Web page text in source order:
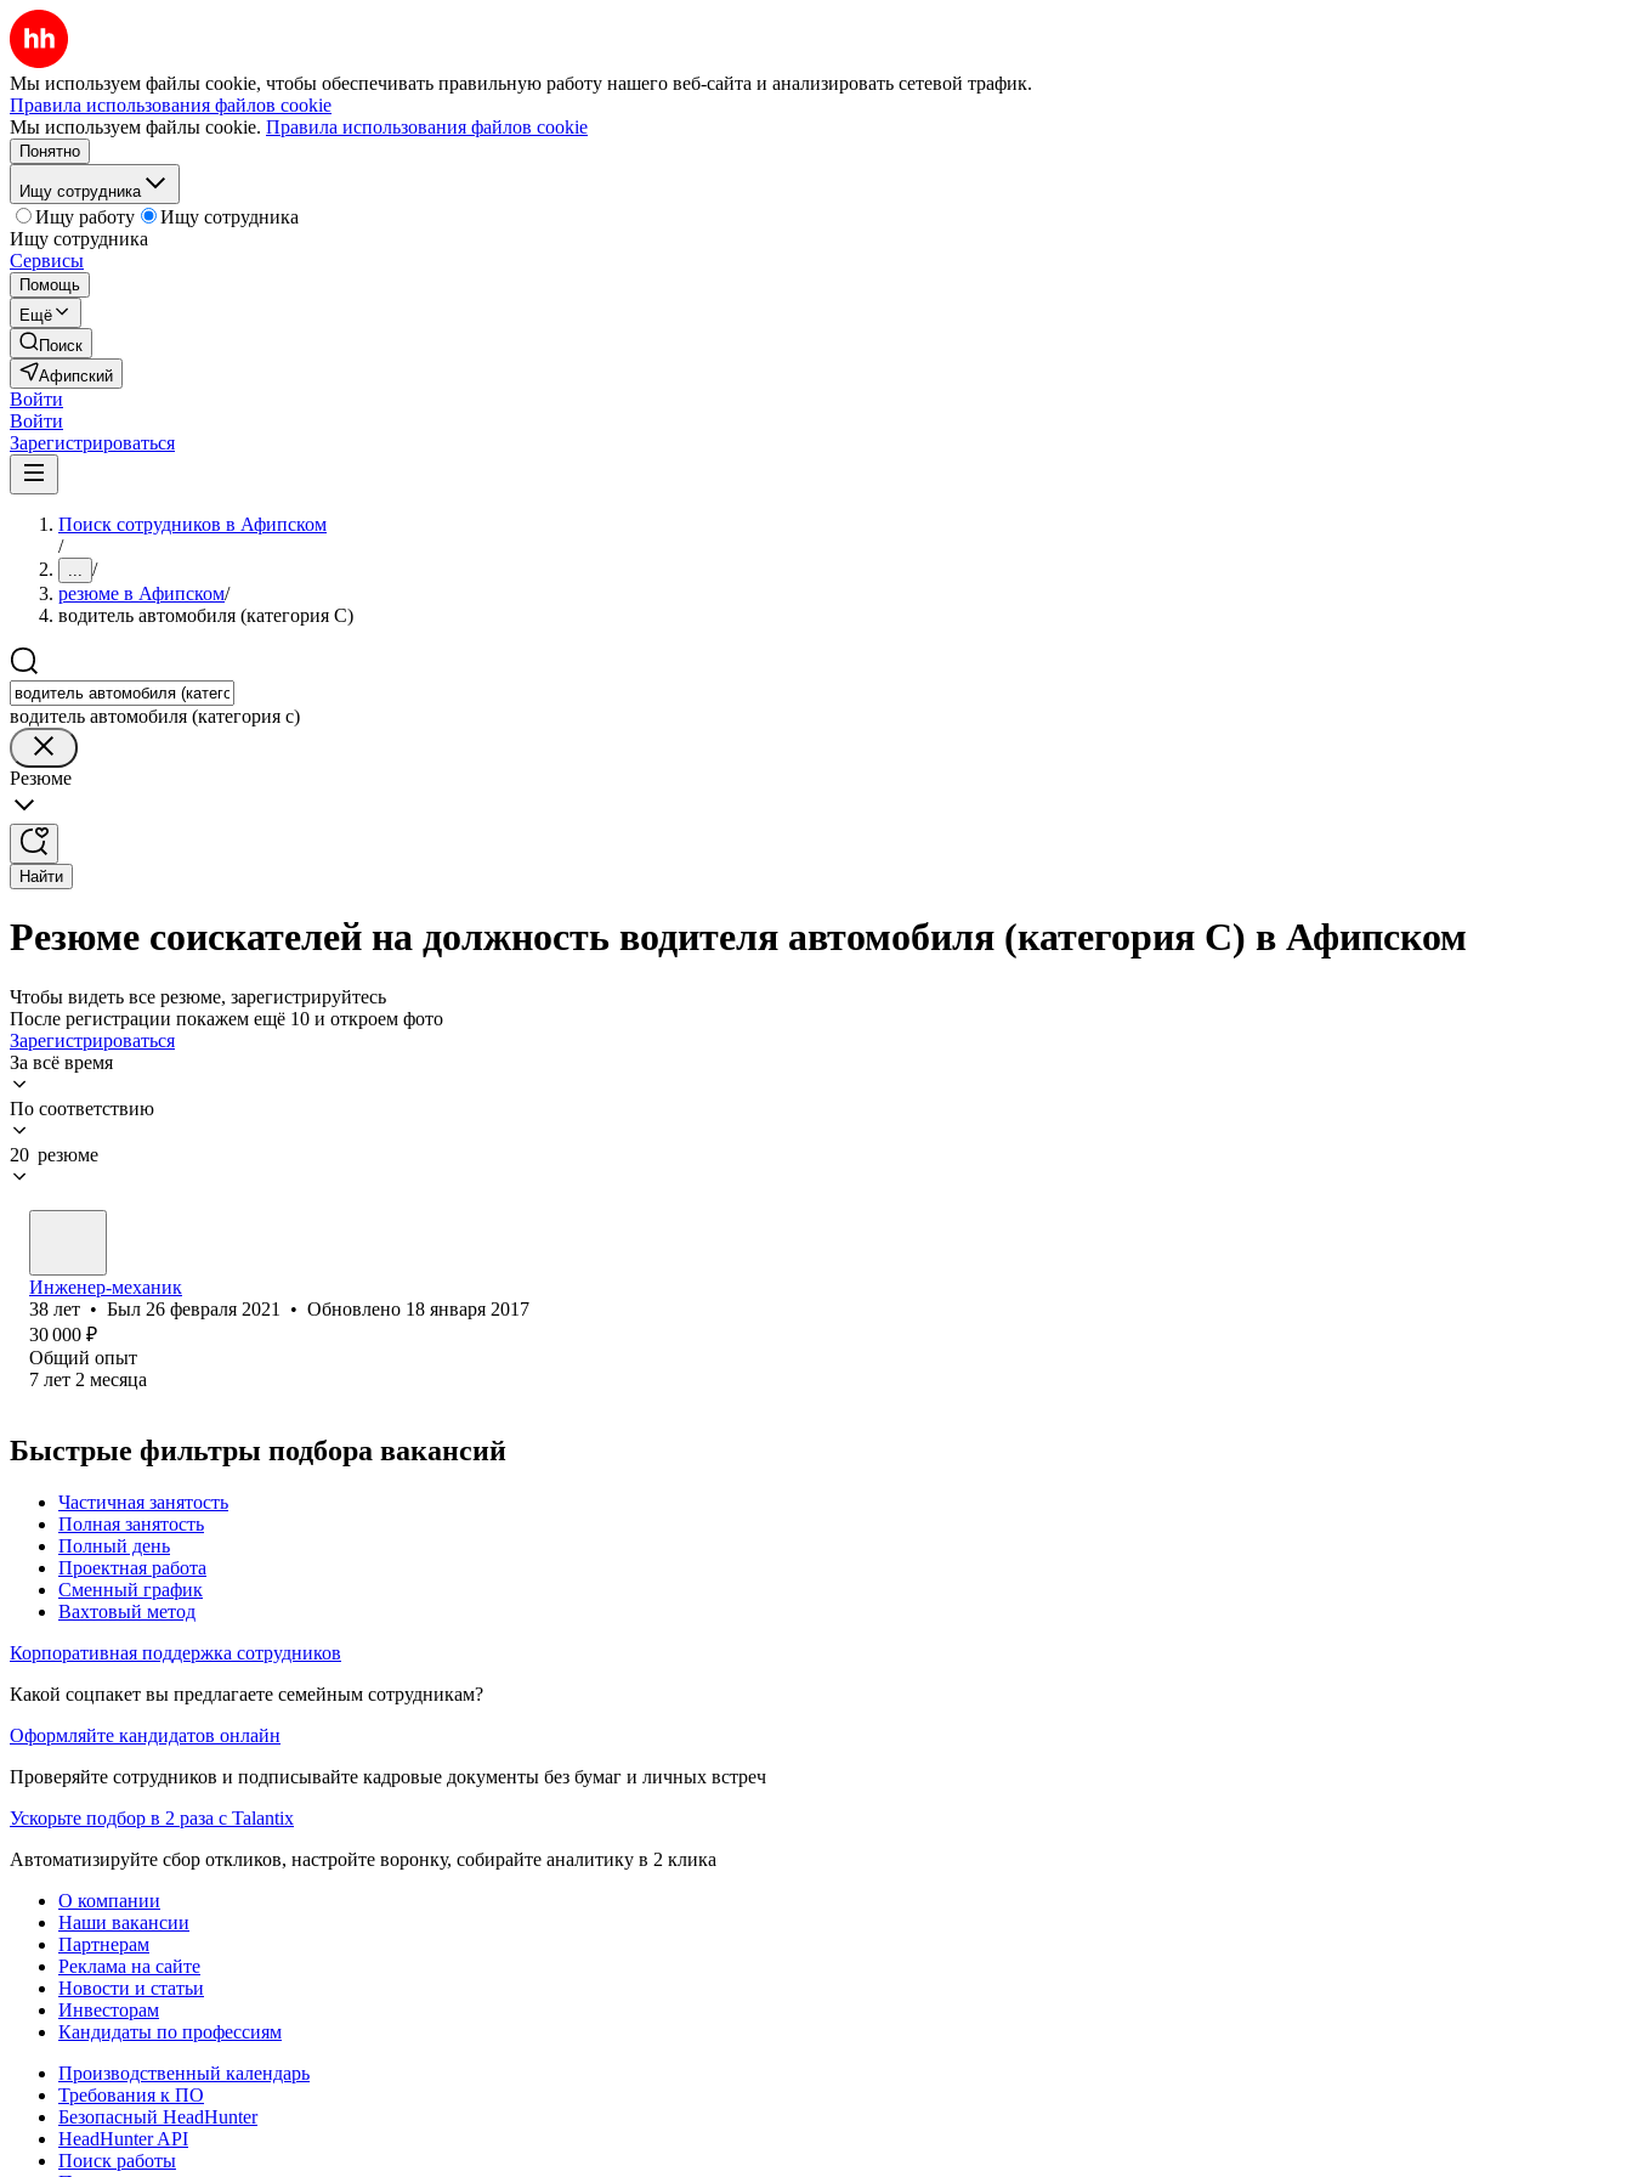
Мы используем файлы cookie, чтобы обеспечивать правильную работу нашего веб-сайта и анализировать сетевой трафик.
Правила использования файлов cookie
Мы используем файлы cookie. Правила использования файлов cookie
Понятно
Ищу сотрудника
Ищу работу
Ищу сотрудника
Ищу сотрудника
Сервисы
Помощь
Ещё
Поиск
Афипский
Войти
Войти
Зарегистрироваться
Поиск сотрудников в Афипском
/
... /
резюме в Афипском/
водитель автомобиля (категория C)
водитель автомобиля (категория c)
Резюме
Найти
Резюме соискателей на должность водителя автомобиля (категория C) в Афипском
Чтобы видеть все резюме, зарегистрируйтесь
После регистрации покажем ещё 10 и откроем фото
Зарегистрироваться
За всё время
По соответствию
20 резюме
Инженер-механик
38 лет • Был 26 февраля 2021 • Обновлено 18 января 2017
30 000 ₽
Общий опыт
7 лет 2 месяца
Быстрые фильтры подбора вакансий
Частичная занятость
Полная занятость
Полный день
Проектная работа
Сменный график
Вахтовый метод
Корпоративная поддержка сотрудников
Какой соцпакет вы предлагаете семейным сотрудникам?
Оформляйте кандидатов онлайн
Проверяйте сотрудников и подписывайте кадровые документы без бумаг и личных встреч
Ускорьте подбор в 2 раза с Talantix
Автоматизируйте сбор откликов, настройте воронку, собирайте аналитику в 2 клика
О компании
Наши вакансии
Партнерам
Реклама на сайте
Новости и статьи
Инвесторам
Кандидаты по профессиям
Производственный календарь
Требования к ПО
Безопасный HeadHunter
HeadHunter API
Поиск работы